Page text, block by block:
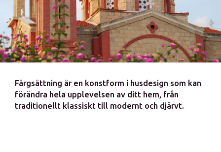
Färgsättning är en konstform i husdesign som kan
förändra hela upplevelsen av ditt hem, från
traditionellt klassiskt till modernt och djärvt.